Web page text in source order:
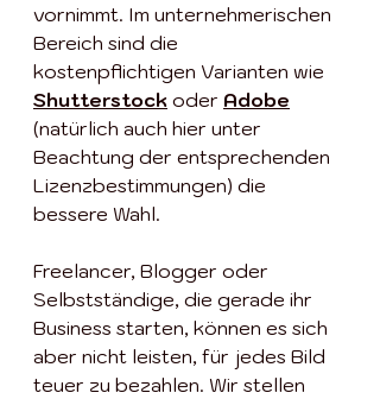
vornimmt. Im unternehmerischen
Bereich sind die
kostenpflichtigen Varianten wie
Shutterstock oder Adobe
(natürlich auch hier unter
Beachtung der entsprechenden
Lizenzbestimmungen) die
bessere Wahl.
Freelancer, Blogger oder
Selbstständige, die gerade ihr
Business starten, können es sich
aber nicht leisten, für jedes Bild
teuer zu bezahlen. Wir stellen